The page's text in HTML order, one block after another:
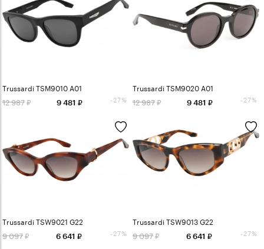
Trussardi TSM9010 A01
12 987 9 481 -27%
Trussardi TSM9020 A01
12 987 9 481 -27%
Trussardi TSW9021 G22
9 097 6 641 -27%
Trussardi TSW9013 G22
9 097 6 641 -27%